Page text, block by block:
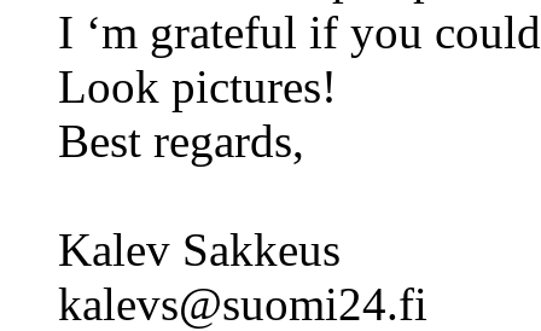
I ‘m grateful if you
Look pictures!
Best regards,
Kalev Sakkeus
kalevs@suomi24.fi